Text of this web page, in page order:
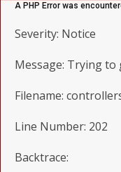
A PHP Error was
Severity: Notice
Message: Trying
Filename:
Line Number: 202
Backtrace: